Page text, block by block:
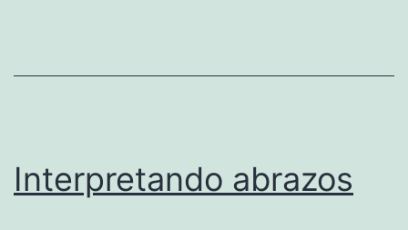
Interpretando abrazos